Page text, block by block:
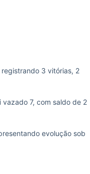
3 vitórias, 2
7, com saldo de 2
evolução sob